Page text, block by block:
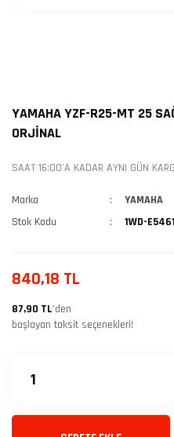
YAMAHA YZF-R25-MT 25
ORJİNAL
SAAT 16:00'A KADAR AYNI GÜN
Marka
YAMAHA
Stok Kodu
1WD-
840,18 TL
87,90 TL’den
başlayan taksit seçenekleri!